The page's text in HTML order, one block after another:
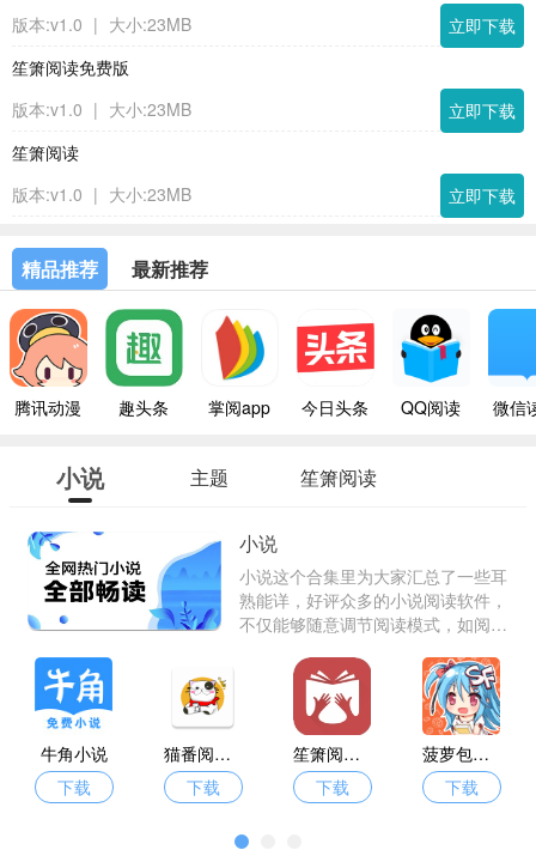
版本:v1.0 | 大小:23MB
立即下载
笙箫阅读免费版
版本:v1.0 | 大小:23MB
立即下载
笙箫阅读
版本:v1.0 | 大小:23MB 立即下载
精品推荐 最新推荐
腾讯动漫 趣头条 掌阅app 今日头条 QQ阅读 微信
小说 主题 笙箫阅读
小说
小说这个合集里为大家汇总了一些耳
熟能详，好评众多的小说阅读软件，
不仅能够随意调节阅读模式，如阅读
等，且用户们还可以通过排行榜，搜
索区，讨论社区来挑选自己喜欢的资
源，经常看小说的朋友们千万不要错
牛角小说
下载
猫番阅读漫画
下载
笙箫阅读小说
下载
菠萝包轻小说免费阅读
下载